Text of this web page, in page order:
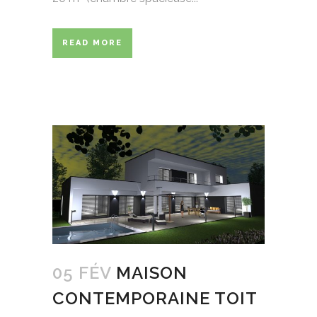
READ MORE
05 FÉV MAISON
CONTEMPORAINE TOIT